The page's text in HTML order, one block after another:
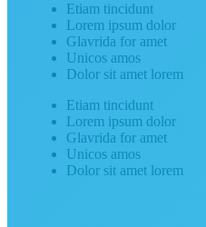
Etiam tincidunt
Lorem ipsum dolor
Glavrida for amet
Unicos amos
Dolor sit amet lorem
Etiam tincidunt
Lorem ipsum dolor
Glavrida for amet
Unicos amos
Dolor sit amet lorem